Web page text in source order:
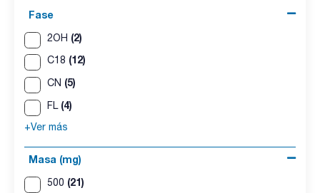
Fase
2OH (2)
C18 (12)
CN (5)
FL (4)
+Ver más
Masa (mg)
500 (21)